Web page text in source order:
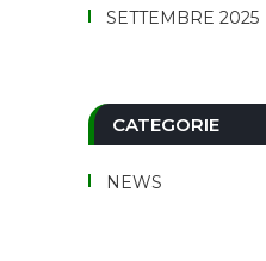
SETTEMBRE 2025
CATEGORIE
NEWS